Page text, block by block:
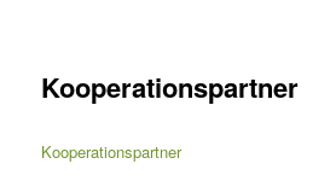
Kooperationspartner
Kooperationspartner